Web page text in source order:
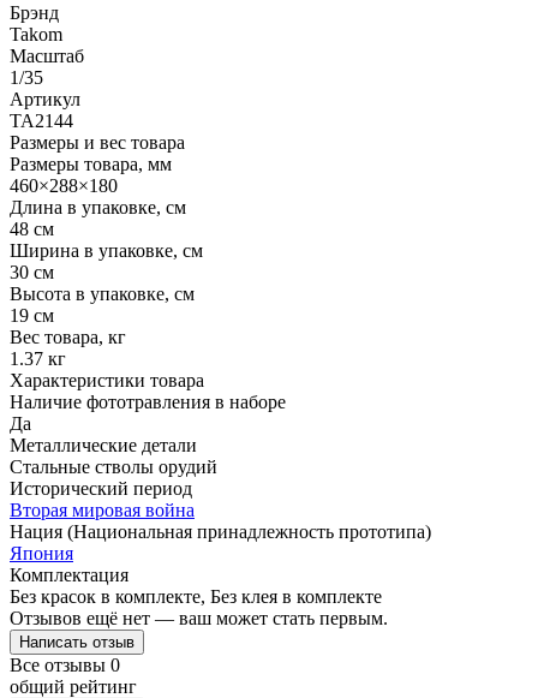
Брэнд
Takom
Масштаб
1/35
Артикул
TA2144
Размеры и вес товара
Размеры товара, мм
460×288×180
Длина в упаковке, см
48 см
Ширина в упаковке, см
30 см
Высота в упаковке, см
19 см
Вес товара, кг
1.37 кг
Характеристики товара
Наличие фототравления в наборе
Да
Металлические детали
Стальные стволы орудий
Исторический период
Вторая мировая война
Нация (Национальная принадлежность прототипа)
Япония
Комплектация
Без красок в комплекте, Без клея в комплекте
Отзывов ещё нет — ваш может стать первым.
Написать отзыв
Все отзывы 0
общий рейтинг